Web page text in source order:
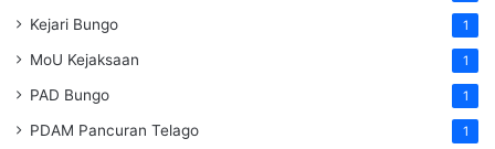
Kejari Bungo 1
MoU Kejaksaan 1
PAD Bungo 1
PDAM Pancuran Telago 1